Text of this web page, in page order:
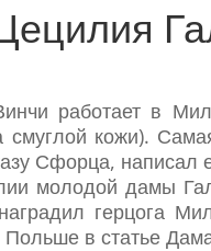
работает в
кожи).
Сфорца, написал
молодой дамы
герцога
в статье